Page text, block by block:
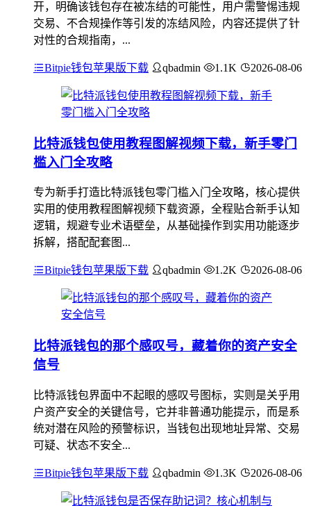
开，明确该钱包存在被冻结的可能性，用户需警惕违规
交易、不合规操作等引发的冻结风险，内容还提供了针
对性的合规指南，...
Bitpie钱包苹果版下载 qbadmin 1.1K 2026-08-06
比特派钱包使用教程图解视频下载，新手零门
槛入门全攻略
专为新手打造比特派钱包零门槛入门全攻略，核心提供
实用的使用教程图解视频下载资源，全程贴合新手认知
逻辑，规避专业术语壁垒，从基础操作到实用功能逐步
拆解，搭配配套图...
Bitpie钱包苹果版下载 qbadmin 1.2K 2026-08-06
比特派钱包的那个感叹号，藏着你的资产安全
信号
比特派钱包界面中不起眼的感叹号图标，实则是关乎用
户资产安全的关键信号，它并非普通功能提示，而是系
统对潜在风险的预警标识，当钱包出现地址异常、交易
可疑、状态不安全...
Bitpie钱包苹果版下载 qbadmin 1.3K 2026-08-06